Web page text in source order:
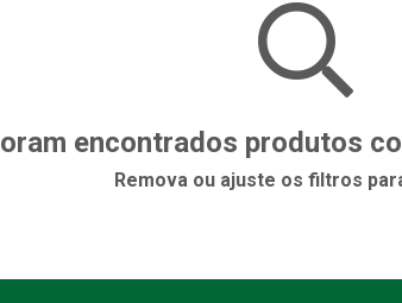
encontrados produtos
Remova ou ajuste os filtros